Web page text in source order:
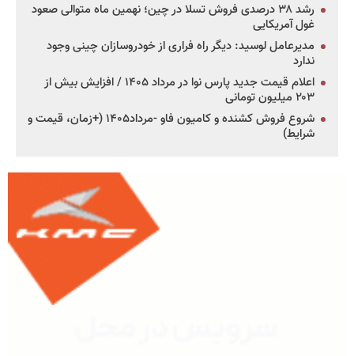
رشد ۳۸ درصدی فروش تسلا در چین؛ نهمین ماه متوالی صعود
غول آمریکایی
مدیرعامل لوسید: دیگر راه فراری از خودروسازان چینی وجود
ندارد
اعلام قیمت جدید پارس نوا در مرداد ۱۴۰۵ / افزایش بیش از
۲۰۳ میلیون تومانی
شروع فروش کشنده و کامیون فاو -مرداد۱۴۰۵ (+زمان، قیمت و
شرایط)